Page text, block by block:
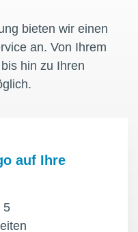
bieten wir einen
an. Von Ihrem
hin zu Ihren
auf Ihre
5